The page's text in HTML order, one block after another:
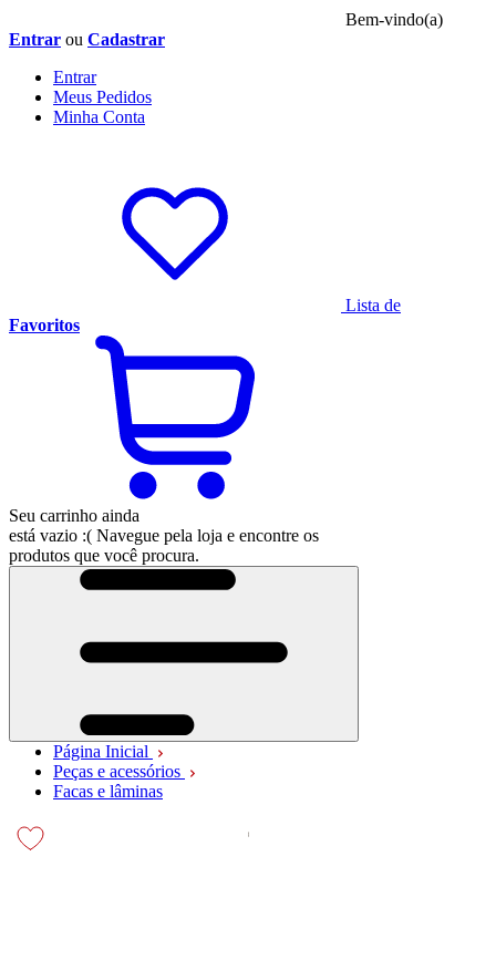
Bem-vindo(a)
Entrar ou Cadastrar
Entrar
Meus Pedidos
Minha Conta
Lista de
Favoritos
Seu carrinho ainda
está vazio :( Navegue pela loja e encontre os
produtos que você procura.
Página Inicial
Peças e acessórios
Facas e lâminas